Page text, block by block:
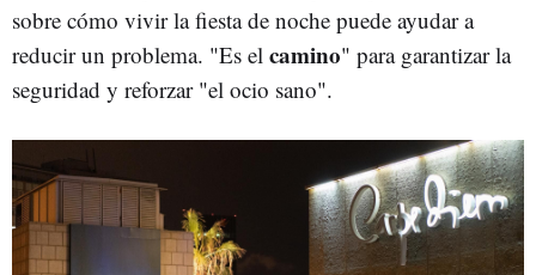
sobre cómo vivir la fiesta de noche puede ayudar a
reducir un problema. "Es el camino" para garantizar la
seguridad y reforzar "el ocio sano".